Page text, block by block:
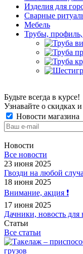
Изделия для
Сварные
Мебель
Трубы,
Будьте всегда в курсе!
Узнавайте о скидках
Новости магазина
Новости
Все новости
23 июня 2025
Гвозди на любой
18 июня 2025
Внимание, акция ❗️
17 июня 2025
Дачники, новость для
Статьи
Все статьи